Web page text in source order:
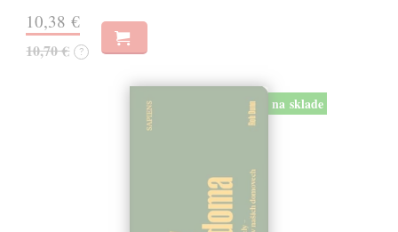
10,38 €
10,70 € ?
na sklade